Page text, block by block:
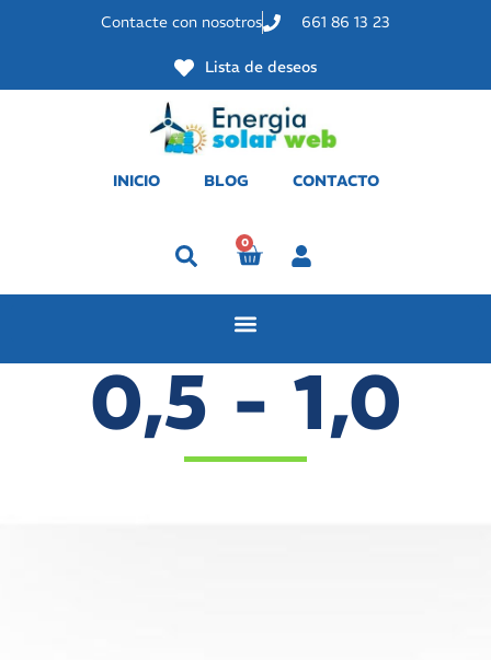
Contacte con nosotros 661 86 13 23
Lista de deseos
INICIO BLOG CONTACTO
0
0,5 - 1,0